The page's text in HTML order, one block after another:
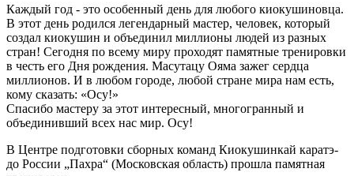
Каждый год - это особенный день для любого киокушиновца.
В этот день родился легендарный мастер, человек, который
создал киокушин и объединил миллионы людей из разных
стран! Сегодня по всему миру проходят памятные тренировки
в честь его Дня рождения. Масутацу Ояма зажег сердца
миллионов. И в любом городе, любой стране мира нам есть,
кому сказать: «Осу!»
Спасибо мастеру за этот интересный, многогранный и
объединивший всех нас мир. Осу!
В Центре подготовки сборных команд Киокушинкай каратэ-
до России „Пахра“ (Московская область) прошла памятная